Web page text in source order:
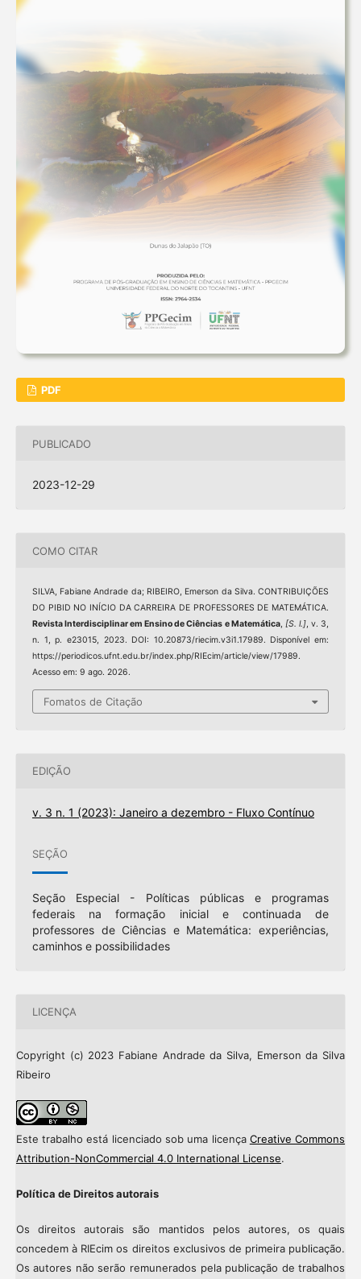
PDF
PUBLICADO
2023-12-29
COMO CITAR
SILVA, Fabiane Andrade da; RIBEIRO, Emerson da Silva. CONTRIBUIÇÕES
DO PIBID NO INÍCIO DA CARREIRA DE PROFESSORES DE MATEMÁTICA.
Revista Interdisciplinar em Ensino de Ciências e Matemática, [S. l.], v. 3,
n. 1, p. e23015, 2023. DOI: 10.20873/riecim.v3i1.17989. Disponível em:
https://periodicos.ufnt.edu.br/index.php/RIEcim/article/view/17989.
Acesso em: 9 ago. 2026.
Fomatos de Citação
EDIÇÃO
v. 3 n. 1 (2023): Janeiro a dezembro - Fluxo Contínuo
SEÇÃO
Seção Especial - Políticas públicas e programas
federais na formação inicial e continuada de
professores de Ciências e Matemática: experiências,
caminhos e possibilidades
LICENÇA
Copyright (c) 2023 Fabiane Andrade da Silva, Emerson da Silva
Ribeiro
Este trabalho está licenciado sob uma licença Creative Commons
Attribution-NonCommercial 4.0 International License.
Política de Direitos autorais
Os direitos autorais são mantidos pelos autores, os quais
concedem à RIEcim os direitos exclusivos de primeira publicação.
Os autores não serão remunerados pela publicação de trabalhos